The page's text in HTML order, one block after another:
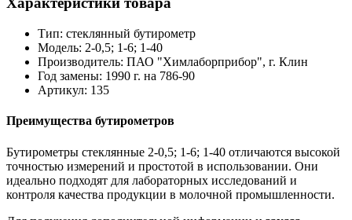
Тип: стеклянный бутирометр
Модель: 2-0,5; 1-6; 1-40
Производитель: ПАО "Химлаборприбор", г. Клин
Год замены: 1990 г. на 786-90
Артикул: 135
Преимущества бутирометров
Бутирометры стеклянные 2-0,5; 1-6; 1-40 отличаются высокой
точностью измерений и простотой в использовании. Они
идеально подходят для лабораторных исследований и
контроля качества продукции в молочной промышленности.